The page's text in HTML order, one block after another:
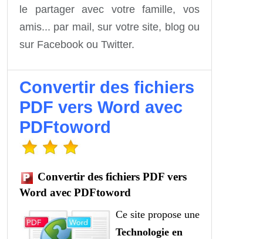
le partager avec votre famille, vos
amis... par mail, sur votre site, blog ou
sur Facebook ou Twitter.
Convertir des fichiers
PDF vers Word avec
PDFtoword
Convertir des fichiers PDF vers
Word avec PDFtoword
Ce site propose une
Technologie en